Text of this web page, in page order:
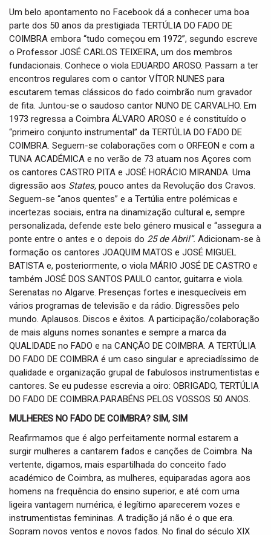
a
i
n
Um belo apontamento no Facebook dá a conhecer uma boa
parte dos 50 anos da prestigiada TERTÚLIA DO FADO DE
COIMBRA embora “tudo começou em 1972”, segundo escreve
o Professor JOSÉ CARLOS TEIXEIRA, um dos membros
fundacionais. Conhece o viola EDUARDO AROSO. Passam a ter
encontros regulares com o cantor VÍTOR NUNES para
escutarem temas clássicos do fado coimbrão num gravador
de fita. Juntou-se o saudoso cantor NUNO DE CARVALHO. Em
1973 regressa a Coimbra ÁLVARO AROSO e é constituído o
“primeiro conjunto instrumental” da TERTÚLIA DO FADO DE
COIMBRA. Seguem-se colaborações com o ORFEON e com a
TUNA ACADÉMICA e no verão de 73 atuam nos Açores com
os cantores CASTRO PITA e JOSÉ HORÁCIO MIRANDA. Uma
digressão aos States, pouco antes da Revolução dos Cravos.
Seguem-se “anos quentes” e a Tertúlia entre polémicas e
incertezas sociais, entra na dinamização cultural e, sempre
personalizada, defende este belo género musical e “assegura a
ponte entre o antes e o depois do 25 de Abril”. Adicionam-se à
formação os cantores JOAQUIM MATOS e JOSÉ MIGUEL
BATISTA e, posteriormente, o viola MÁRIO JOSÉ DE CASTRO e
também JOSÉ DOS SANTOS PAULO cantor, guitarra e viola.
Serenatas no Algarve. Presenças fortes e inesquecíveis em
vários programas de televisão e da rádio. Digressões pelo
mundo. Aplausos. Discos e êxitos. A participação/colaboração
de mais alguns nomes sonantes e sempre a marca da
QUALIDADE no FADO e na CANÇÃO DE COIMBRA. A TERTÚLIA
DO FADO DE COIMBRA é um caso singular e apreciadíssimo de
qualidade e organização grupal de fabulosos instrumentistas e
cantores. Se eu pudesse escrevia a oiro: OBRIGADO, TERTÚLIA
DO FADO DE COIMBRA.PARABÉNS PELOS VOSSOS 50 ANOS.
MULHERES NO FADO DE COIMBRA? SIM, SIM
Reafirmamos que é algo perfeitamente normal estarem a
surgir mulheres a cantarem fados e canções de Coimbra. Na
vertente, digamos, mais espartilhada do conceito fado
académico de Coimbra, as mulheres, equiparadas agora aos
homens na frequência do ensino superior, e até com uma
ligeira vantagem numérica, é legítimo aparecerem vozes e
instrumentistas femininas. A tradição já não é o que era.
Sopram novos ventos e novos fados. No final do século XIX